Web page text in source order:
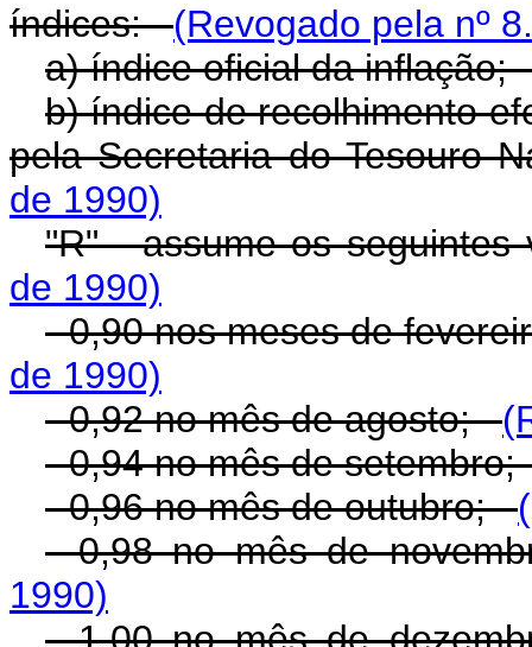
índices:(Revogado pela nº
a) índice oficial da
b) índice de recolhimento
pela Secretaria do Tesouro
de 1990)
"R" - assume os
de 1990)
- 0,90 nos meses de
de 1990)
- 0,92 no mês de agosto;
- 0,94 no mês de
- 0,96 no mês de outubro;
- 0,98 no mês de
1990)